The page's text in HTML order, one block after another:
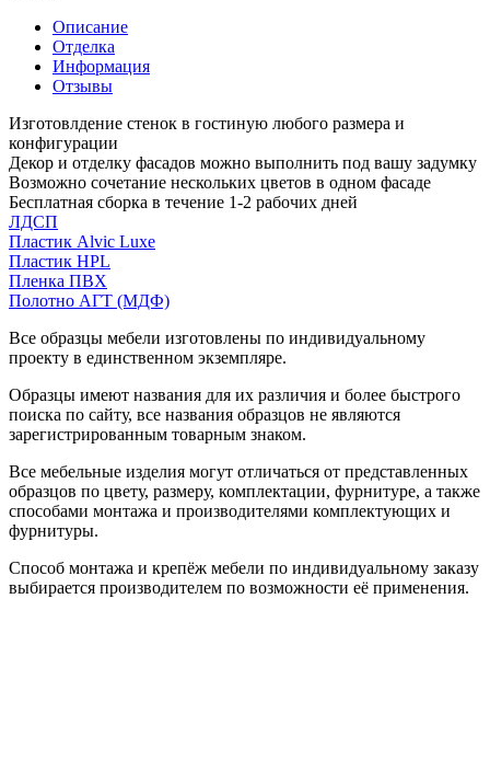
Описание
Отделка
Информация
Отзывы
Изготовлдение стенок в гостиную любого размера и
конфигурации
Декор и отделку фасадов можно выполнить под вашу задумку
Возможно сочетание нескольких цветов в одном фасаде
Бесплатная сборка в течение 1-2 рабочих дней
ЛДСП
Пластик Alvic Luxe
Пластик HPL
Пленка ПВХ
Полотно АГТ (МДФ)
Все образцы мебели изготовлены по индивидуальному
проекту в единственном экземпляре.
Образцы имеют названия для их различия и более быстрого
поиска по сайту, все названия образцов не являются
зарегистрированным товарным знаком.
Все мебельные изделия могут отличаться от представленных
образцов по цвету, размеру, комплектации, фурнитуре, а также
способами монтажа и производителями комплектующих и
фурнитуры.
Способ монтажа и крепёж мебели по индивидуальному заказу
выбирается производителем по возможности её применения.